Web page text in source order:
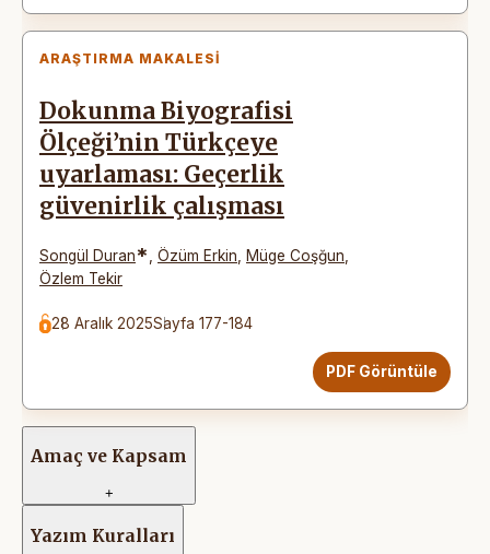
ARAŞTIRMA MAKALESI
Dokunma Biyografisi
Ölçeği’nin Türkçeye
uyarlaması: Geçerlik
güvenirlik çalışması
Songül Duran* Özüm Erkin Müge Coşğun
Özlem Tekir
28 Aralık 2025Sayfa 177-184
PDF Görüntüle
Amaç ve Kapsam
+
Yazım Kuralları